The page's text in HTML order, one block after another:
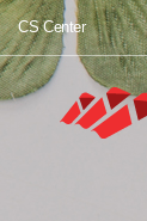
CS Center